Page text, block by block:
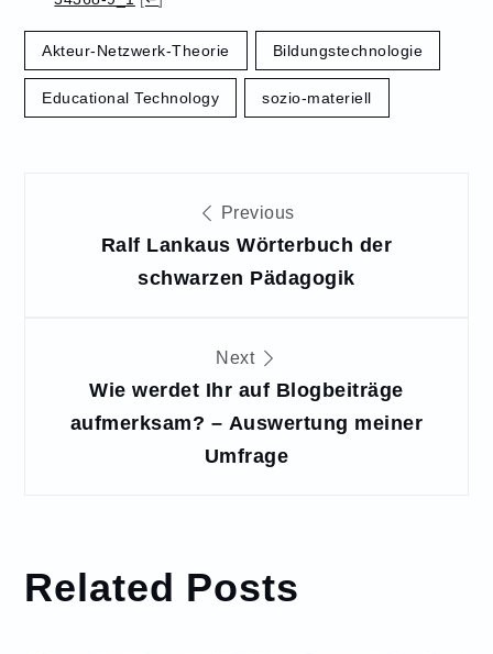
Akteur-Netzwerk-Theorie Bildungstechnologie
Educational Technology sozio-materiell
Beitragsnavigation
Previous
Ralf Lankaus Wörterbuch der
schwarzen Pädagogik
Next
Wie werdet Ihr auf Blogbeiträge
aufmerksam? – Auswertung meiner
Umfrage
Related Posts